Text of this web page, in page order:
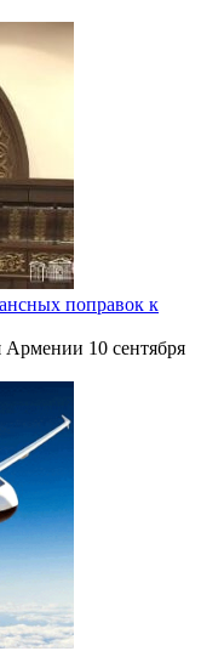
поправок к
10 сентября